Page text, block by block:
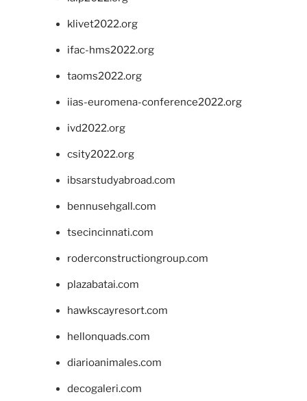
klivet2022.org
ifac-hms2022.org
taoms2022.org
iias-euromena-conference2022.org
ivd2022.org
csity2022.org
ibsarstudyabroad.com
bennusehgall.com
tsecincinnati.com
roderconstructiongroup.com
plazabatai.com
hawkscayresort.com
hellonquads.com
diarioanimales.com
decogaleri.com